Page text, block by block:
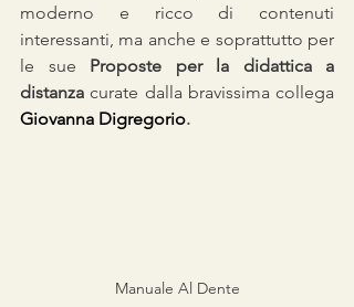
moderno e ricco di contenuti
interessanti, ma anche e soprattutto per
le sue Proposte per la didattica a
distanza
Giovanna Digregorio.
Manuale Al Dente